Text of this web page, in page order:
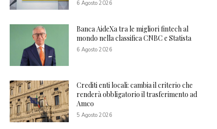
6 Agosto 2026
Banca AideXa tra le migliori fintech al
mondo nella classifica CNBC e Statista
6 Agosto 2026
Crediti enti locali: cambia il criterio che
renderà obbligatorio il trasferimento ad
Amco
5 Agosto 2026